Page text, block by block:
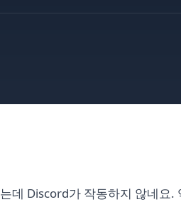
데 Discord가 작동하지 않네요.